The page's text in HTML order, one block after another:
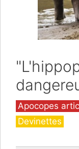
Catégories
Apocopes
Devinettes